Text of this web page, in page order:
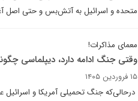
متحده و اسرائیل به آتش‌بس و حتی اصل
معمای مذاکرات!
وقتی جنگ ادامه دارد، دیپلماسی
۱۵ فروردین ۱۴۰۵
درحالی‌که جنگ تحمیلی آمریکا و اسرائیل